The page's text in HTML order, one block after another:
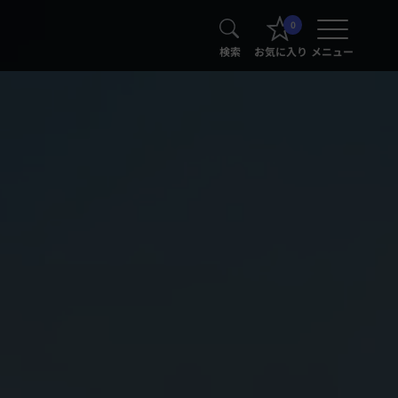
検索
0
お気に入り メニュー